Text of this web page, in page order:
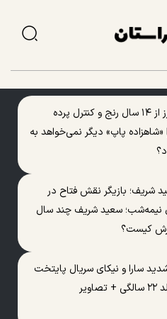
بریتنی اسپیرز از ۱۴ سال رنج و کنترل پرده
«شاهزاده پاپ» دیگر نمی‌خواهد به
شریف؛ بازیگر نقش فتاح در
نیمه‌شب؛ سعید شریف چند سال
کیست؟
سارا و نیکای سریال پایتخت